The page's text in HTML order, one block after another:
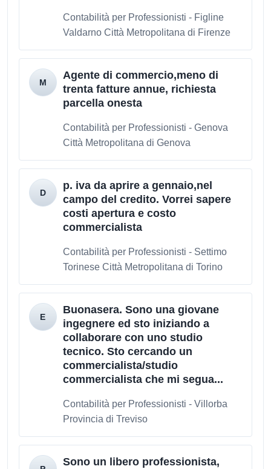
Contabilità per Professionisti - Figline
Valdarno Città Metropolitana di Firenze
Agente di commercio,meno di
trenta fatture annue, richiesta
parcella onesta
Contabilità per Professionisti - Genova
Città Metropolitana di Genova
p. iva da aprire a gennaio,nel
campo del credito. Vorrei sapere
costi apertura e costo
commercialista
Contabilità per Professionisti - Settimo
Torinese Città Metropolitana di Torino
Buonasera. Sono una giovane
ingegnere ed sto iniziando a
collaborare con uno studio
tecnico. Sto cercando un
commercialista/studio
commercialista che mi segua...
Contabilità per Professionisti - Villorba
Provincia di Treviso
Sono un libero professionista,